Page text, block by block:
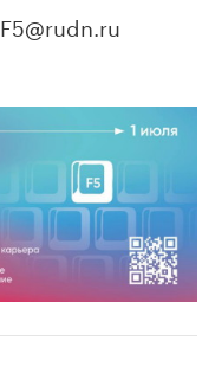
F5@rudn.ru